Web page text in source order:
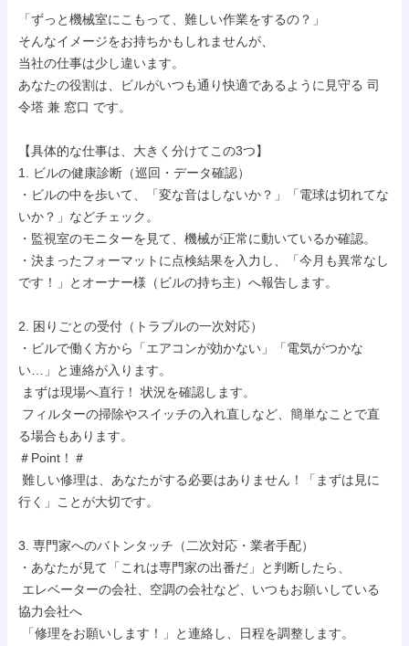
「ずっと機械室にこもって、難しい作業をするの？」
そんなイメージをお持ちかもしれませんが、
当社の仕事は少し違います。
あなたの役割は、ビルがいつも通り快適であるように見守る 司
令塔 兼 窓口 です。
【具体的な仕事は、大きく分けてこの3つ】
1. ビルの健康診断（巡回・データ確認）
・ビルの中を歩いて、「変な音はしないか？」「電球は切れてな
いか？」などチェック。
・監視室のモニターを見て、機械が正常に動いているか確認。
・決まったフォーマットに点検結果を入力し、「今月も異常なし
です！」とオーナー様（ビルの持ち主）へ報告します。
2. 困りごとの受付（トラブルの一次対応）
・ビルで働く方から「エアコンが効かない」「電気がつかな
い…」と連絡が入ります。
る場合もあります。
＃Point！＃
行く」ことが大切です。
3. 専門家へのバトンタッチ（二次対応・業者手配）
・あなたが見て「これは専門家の出番だ」と判断したら、
協力会社へ